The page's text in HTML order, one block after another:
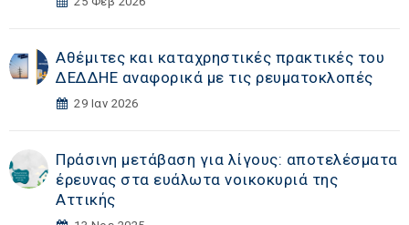
Αθέμιτες και καταχρηστικές πρακτικές του
ΔΕΔΔΗΕ αναφορικά με τις ρευματοκλοπές
29 Ιαν 2026
Πράσινη μετάβαση για λίγους: αποτελέσματα
έρευνας στα ευάλωτα νοικοκυριά της
Αττικής